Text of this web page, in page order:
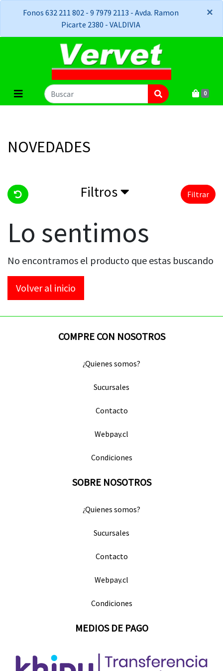
Fonos 632 211 802 - 9 7979 2113 - Avda. Ramon
Picarte 2380 - VALDIVIA
×
×
0
NOVEDADES
Filtros Filtrar
Lo sentimos
No encontramos el producto que estas buscando
Volver al inicio
COMPRE CON NOSOTROS
¿Quienes somos?
Sucursales
Contacto
Webpay.cl
Condiciones
SOBRE NOSOTROS
¿Quienes somos?
Sucursales
Contacto
Webpay.cl
Condiciones
MEDIOS DE PAGO